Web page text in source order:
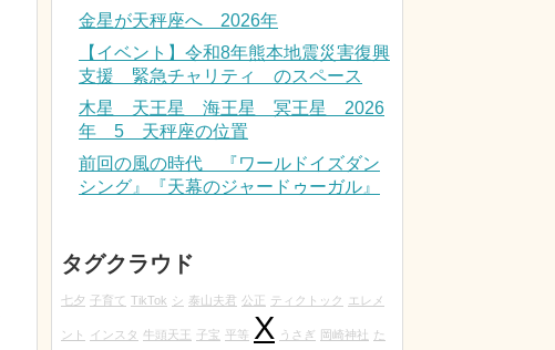
金星が天秤座へ 2026年
【イベント】令和8年熊本地震災害復興
支援 緊急チャリティ のスペース
木星 天王星 海王星 冥王星 2026
年 5 天秤座の位置
前回の風の時代 『ワールドイズダン
シング』『天幕のジャードゥーガル』
タグクラウド
七夕 子育て TikTok シ 泰山夫君 公正 ティクトック エレメ
ント インスタ 牛頭天王 子宝 平等 X うさぎ 岡崎神社
た